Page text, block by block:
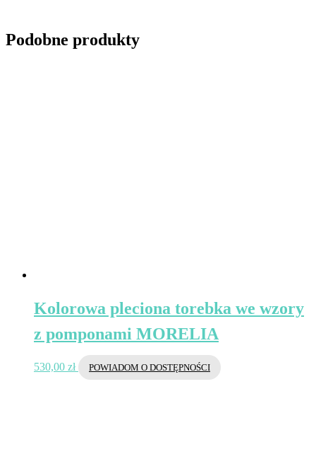
Podobne produkty
Kolorowa pleciona torebka we wzory
z pomponami MORELIA
530,00 zł POWIADOM O DOSTĘPNOŚCI